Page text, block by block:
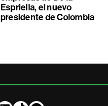
Espriella, el nuevo
presidente de Colombia